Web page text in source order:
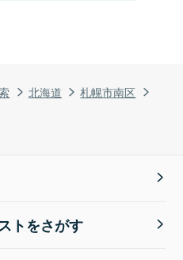
北海道
札幌市南区
トをさがす